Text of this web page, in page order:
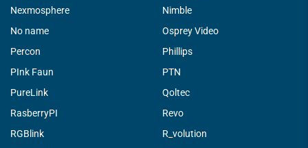
Nexmosphere
Nimble
No name
Osprey Video
Percon
Phillips
PInk Faun
PTN
PureLink
Qoltec
RasberryPI
Revo
RGBlink
R_volution